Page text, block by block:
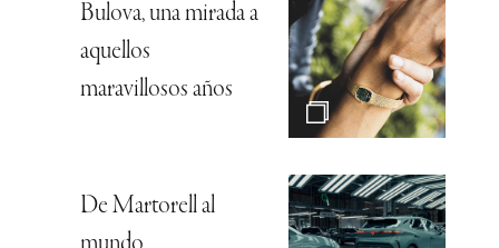
Bulova, una mirada a
aquellos
maravillosos años
De Martorell al